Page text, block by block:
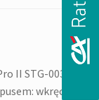
II STG-003.
wkręcany